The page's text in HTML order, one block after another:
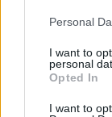
Personal
I want to
personal
Opted In
I want to
και μάθετε
Εσύ
και ότι σου